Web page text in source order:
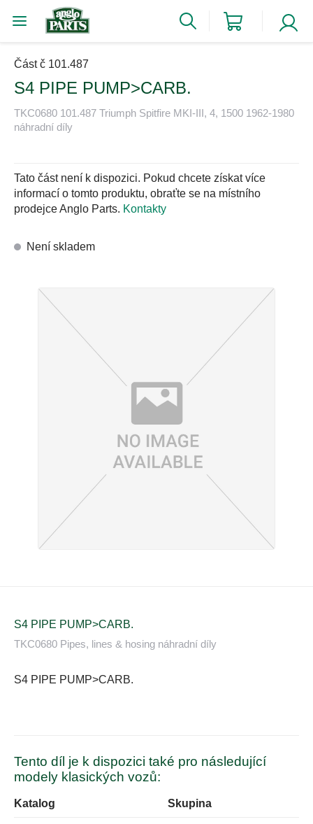
Část č 101.487
S4 PIPE PUMP>CARB.
TKC0680 101.487 Triumph Spitfire MKI-III, 4, 1500 1962-1980
náhradní díly
Tato část není k dispozici. Pokud chcete získat více
informací o tomto produktu, obraťte se na místního
prodejce Anglo Parts. Kontakty
Není skladem
S4 PIPE PUMP>CARB.
TKC0680 Pipes, lines & hosing náhradní díly
S4 PIPE PUMP>CARB.
Tento díl je k dispozici také pro následující
modely klasických vozů:
Katalog Skupina